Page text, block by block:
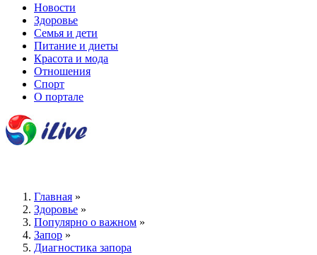
Новости
Здоровье
Семья и дети
Питание и диеты
Красота и мода
Отношения
Спорт
О портале
Главная »
Здоровье »
Популярно о важном »
Запор »
Диагностика запора